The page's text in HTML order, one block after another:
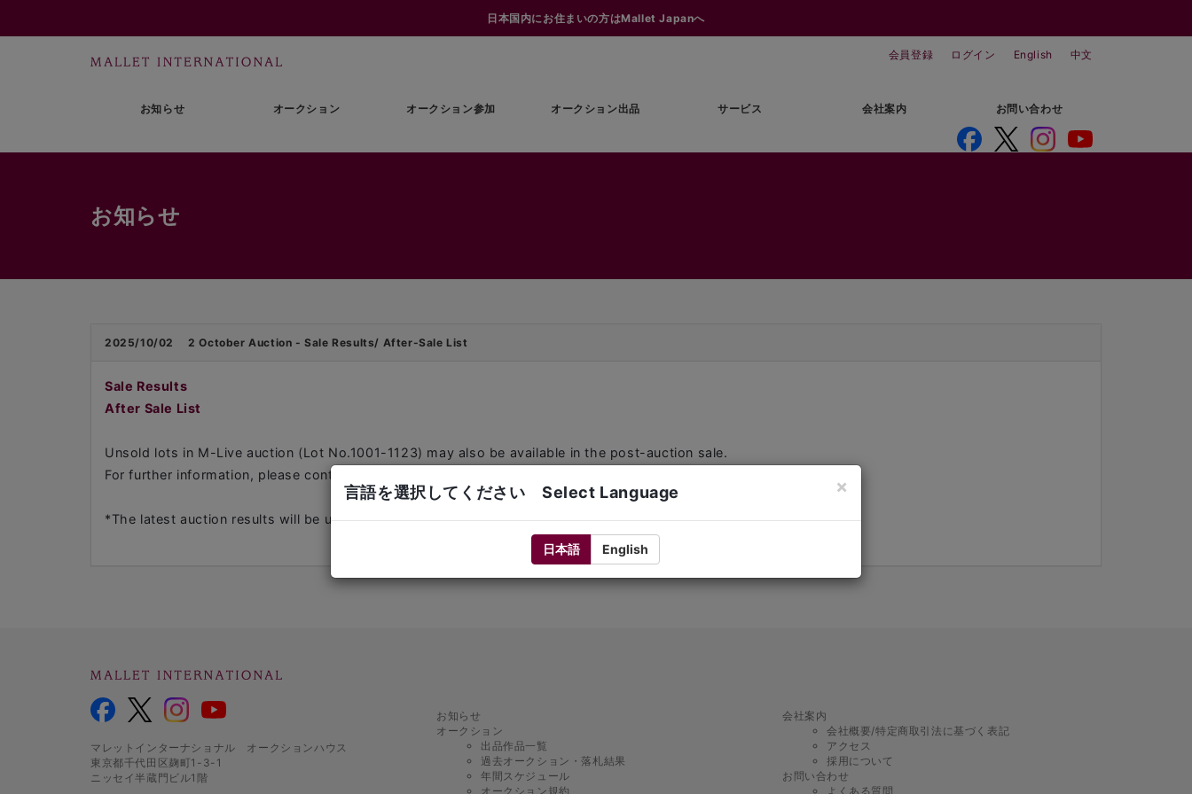
日本国内にお住まいの方はMallet Japanへ
会員登録 ログイン English 中文
お知らせ オークション オークション参加 オークション出品 サービス 会社案内 お問い合わせ
お知らせ
2025/10/02 2 October Auction - Sale Results/ After-Sale List
Sale Results
After Sale List
Unsold lots in M-Live auction (Lot No.1001-1123) may also be available in the post-auction sale.
For further information, please contact us at
*The latest auction results will be updated in the Past Lot Archive within 1–2 business days after the auction.
マレットインターナショナル オークションハウス
東京都千代田区麹町1-3-1
ニッセイ半蔵門ビル1階
お知らせ
オークション
出品作品一覧
過去オークション・落札結果
年間スケジュール
オークション規約
会社案内
会社概要/特定商取引法に基づく表記
アクセス
採用について
お問い合わせ
よくある質問
言語を選択してください Select Language ×
日本語 English